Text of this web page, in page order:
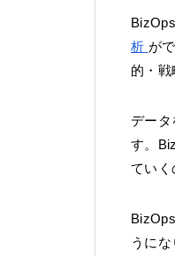
析 が
的・戦
デー
す。
ていく
うに